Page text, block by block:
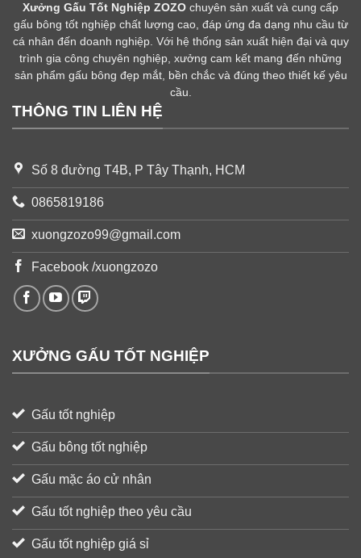
Xưởng Gấu Tốt Nghiệp ZOZO chuyên sản xuất và cung cấp
gấu bông tốt nghiệp chất lượng cao, đáp ứng đa dạng nhu cầu từ
cá nhân đến doanh nghiệp. Với hệ thống sản xuất hiện đại và quy
trình gia công chuyên nghiệp, xưởng cam kết mang đến những
sản phẩm gấu bông đẹp mắt, bền chắc và đúng theo thiết kế yêu
cầu.
THÔNG TIN LIÊN HỆ
Số 8 đường T4B, P Tây Thạnh, HCM
0865819186
xuongzozo99@gmail.com
Facebook /xuongzozo
XƯỞNG GẤU TỐT NGHIỆP
Gấu tốt nghiệp
Gấu bông tốt nghiệp
Gấu mặc áo cử nhân
Gấu tốt nghiệp theo yêu cầu
Gấu tốt nghiệp giá sỉ